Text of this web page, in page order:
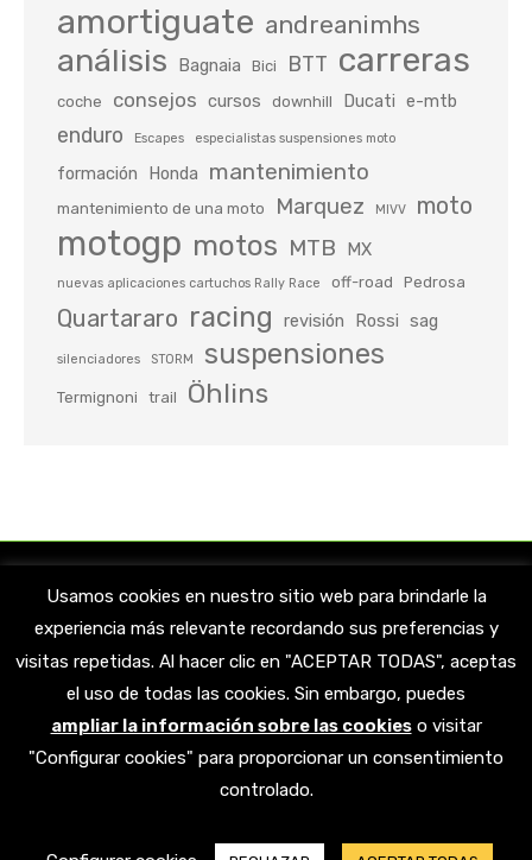
amortiguate andreanimhs
análisis Bagnaia Bici BTT carreras
coche consejos cursos downhill Ducati e-mtb
enduro Escapes especialistas suspensiones moto
formación Honda mantenimiento
mantenimiento de una moto Marquez MIVV moto
motogp motos MTB MX
nuevas aplicaciones cartuchos Rally Race off-road Pedrosa
Quartararo racing revisión Rossi sag
silenciadores STORM suspensiones
Termignoni trail Öhlins
Encuéntranos en:
Facebook
page
X
page
YouTube
page
Linkedin
page
Instagram
© 2023 AMORTIGUATE. Todos los derechos reservados |Aviso legal
Usamos cookies en nuestro sitio web para brindarle la
experiencia más relevante recordando sus preferencias y
visitas repetidas. Al hacer clic en "ACEPTAR TODAS", aceptas
el uso de todas las cookies. Sin embargo, puedes
ampliar la información sobre las cookieso visitar
"Configurar cookies" para proporcionar un consentimiento
controlado.